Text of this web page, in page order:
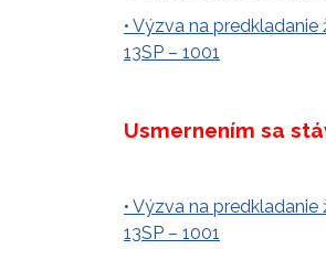
• Výzva na
13SP – 1001
Usmernením sa
• Výzva na
13SP – 1001